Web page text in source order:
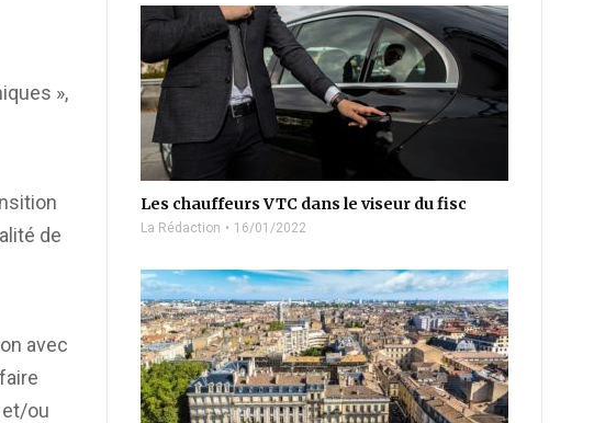
»,
de
avec
ou
Les chauffeurs VTC dans le viseur du fisc
La Rédaction 16/01/2022